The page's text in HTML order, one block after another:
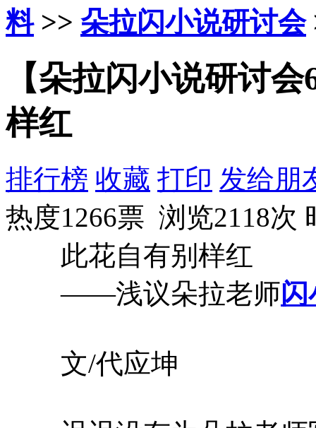
料>> 朵拉闪小说研讨会
【朵拉闪小说研讨
样红
排行榜 收藏 打印 发给朋
热度1266票 浏览2118次
此花自有别样红
——浅议朵拉老师闪
文/代应坤